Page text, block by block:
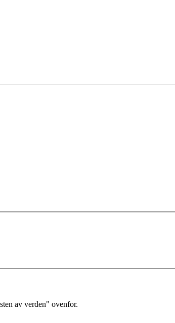
av verden" ovenfor.